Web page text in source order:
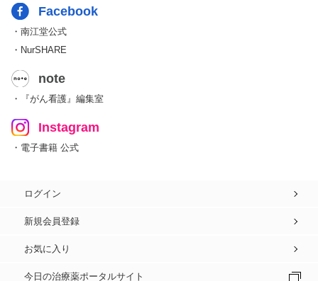
Facebook
・南江堂公式
・NurSHARE
note
・『がん看護』編集室
Instagram
・電子書籍 公式
ログイン
新規会員登録
お気に入り
今日の治療薬ポータルサイト